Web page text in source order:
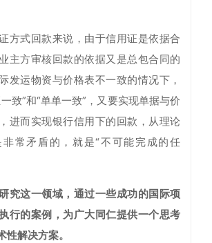
方式回款来说，由于信用证是依据合
主方审核回款的依据又是总包合同的
发运物资与价格表不一致的情况下，
致”和“单单一致”，又要实现单据与价
进而实现银行信用下的回款，从理论
常矛盾的，就是“不可能完成的任
究这一领域，通过一些成功的国际项
行的案例，为广大同仁提供一个思考
性解决方案。